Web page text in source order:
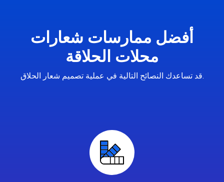
أفضل ممارسات شعارات
محلات الحلاقة
قد تساعدك النصائح التالية في عملية تصميم شعار الحلاق.